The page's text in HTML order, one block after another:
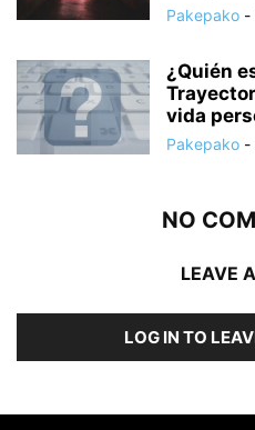
Pakepako -
¿Quién
vida
Pakepako -
NO
LEAVE
LOG IN TO